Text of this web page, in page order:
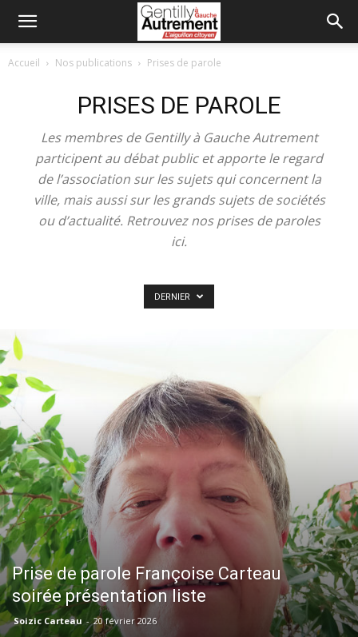
Accueil Nos publications Prises de parole
PRISES DE PAROLE
Les membres de Gentilly à Gauche Autrement
participent au débat public et apporte le regard
de l’association sur les sujets qui concernent la
ville, mais aussi sur les grands sujets de sociétés
ou d’actualité. Retrouvez nos prises de paroles
ici.
DERNIER
Prise de parole Françoise Carteau
soirée présentation liste
Soizic Carteau - 20 février 2026